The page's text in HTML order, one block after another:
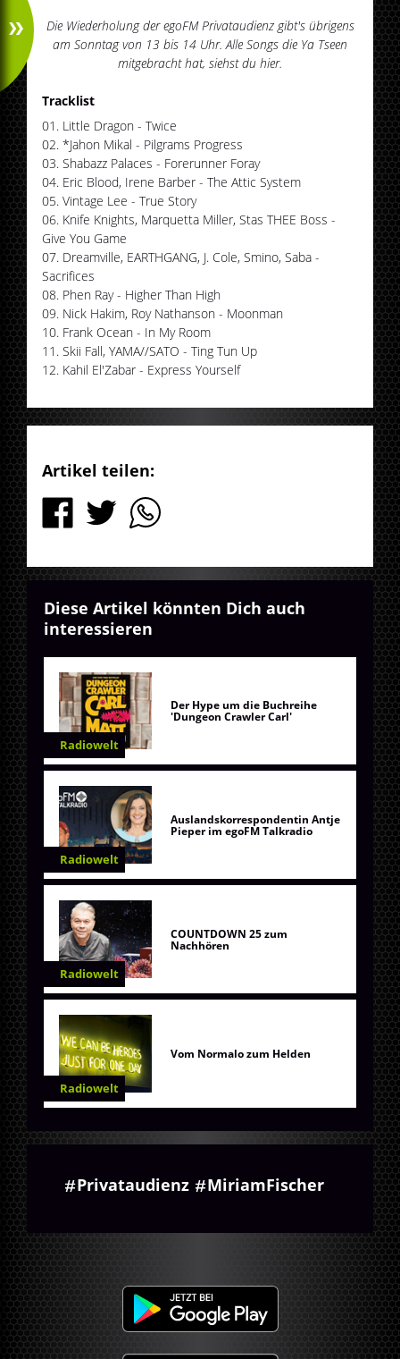
Die Wiederholung der egoFM Privataudienz gibt's übrigens
am Sonntag von 13 bis 14 Uhr. Alle Songs die Ya Tseen
mitgebracht hat, siehst du hier.
Tracklist
01. Little Dragon - Twice
02. *Jahon Mikal - Pilgrams Progress
03. Shabazz Palaces - Forerunner Foray
04. Eric Blood, Irene Barber - The Attic System
05. Vintage Lee - True Story
06. Knife Knights, Marquetta Miller, Stas THEE Boss -
Give You Game
07. Dreamville, EARTHGANG, J. Cole, Smino, Saba -
Sacrifices
08. Phen Ray - Higher Than High
09. Nick Hakim, Roy Nathanson - Moonman
10. Frank Ocean - In My Room
11. Skii Fall, YAMA//SATO - Ting Tun Up
12. Kahil El'Zabar - Express Yourself
Artikel teilen:
Diese Artikel könnten Dich auch
interessieren
Radiowelt
Der Hype um die Buchreihe
'Dungeon Crawler Carl'
Radiowelt
Auslandskorrespondentin Antje
Pieper im egoFM Talkradio
Radiowelt
COUNTDOWN 25 zum
Nachhören
Radiowelt
Vom Normalo zum Helden
Privataudienz MiriamFischer